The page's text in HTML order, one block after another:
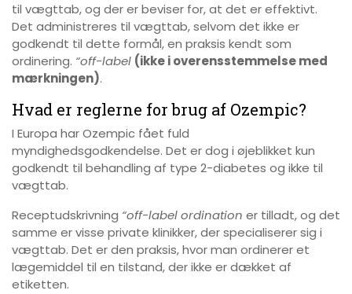
til vægttab, og der er beviser for, at det er effektivt.
Det administreres til vægttab, selvom det ikke er
godkendt til dette formål, en praksis kendt som
ordinering. “off-label (ikke i overensstemmelse med
mærkningen).
Hvad er reglerne for brug af Ozempic?
I Europa har Ozempic fået fuld
myndighedsgodkendelse. Det er dog i øjeblikket kun
godkendt til behandling af type 2-diabetes og ikke til
vægttab.
Receptudskrivning “off-label ordination er tilladt, og det
samme er visse private klinikker, der specialiserer sig i
vægttab. Det er den praksis, hvor man ordinerer et
lægemiddel til en tilstand, der ikke er dækket af
etiketten.